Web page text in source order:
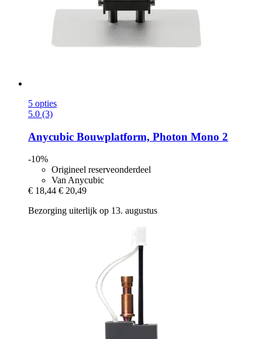
5 opties
5.0 (3)
Anycubic Bouwplatform, Photon Mono 2
-10%
Origineel reserveonderdeel
Van Anycubic
€ 18,44 € 20,49
Bezorging uiterlijk op 13. augustus